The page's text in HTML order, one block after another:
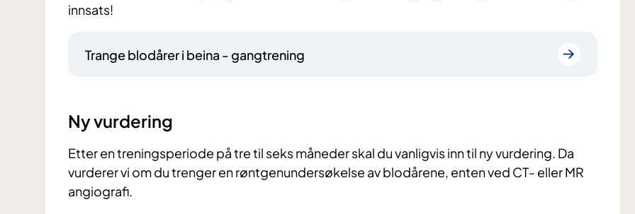
innsats!
Trange blodårer i beina - gangtrening
Ny vurdering
Etter en treningsperiode på tre til seks måneder skal du vanligvis inn til ny vurdering. Da
vurderer vi om du trenger en røntgenundersøkelse av blodårene, enten ved CT- eller MR
angiografi.